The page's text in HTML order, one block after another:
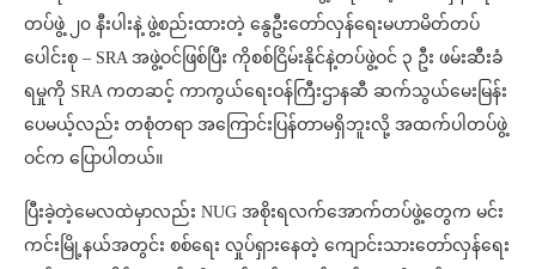
တပ်ဖွဲ့ ၂၀ နီးပါးနဲ့ ဖွဲ့စည်းထားတဲ့ နွေဦးတော်လှန်ရေးမဟာမိတ်တပ်
ပေါင်းစု – SRA အဖွဲ့ဝင်ဖြစ်ပြီး ကိုစစ်ငြိမ်းနိုင်နဲ့တပ်ဖွဲ့ဝင် ၃ ဦး ဖမ်းဆီးခံ
ရမှုကို SRA ကတဆင့် ကာကွယ်ရေးဝန်ကြီးဌာနဆီ ဆက်သွယ်မေးမြန်း
ပေမယ့်လည်း တစုံတရာ အကြောင်းပြန်တာမရှိဘူးလို့ အထက်ပါတပ်ဖွဲ့
ဝင်က ပြောပါတယ်။
ပြီးခဲ့တဲ့မေလထဲမှာလည်း NUG အစိုးရလက်အောက်တပ်ဖွဲ့တွေက မင်း
ကင်းမြို့နယ်အတွင်း စစ်ရေး လှုပ်ရှားနေတဲ့ ကျောင်းသားတော်လှန်ရေး